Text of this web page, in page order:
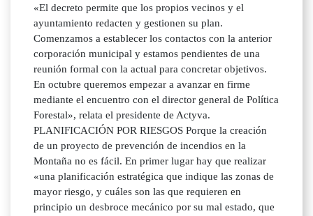
«El decreto permite que los propios vecinos y el
ayuntamiento redacten y gestionen su plan.
Comenzamos a establecer los contactos con la anterior
corporación municipal y estamos pendientes de una
reunión formal con la actual para concretar objetivos.
En octubre queremos empezar a avanzar en firme
mediante el encuentro con el director general de Política
Forestal», relata el presidente de Actyva.
PLANIFICACIÓN POR RIESGOS Porque la creación
de un proyecto de prevención de incendios en la
Montaña no es fácil. En primer lugar hay que realizar
«una planificación estratégica que indique las zonas de
mayor riesgo, y cuáles son las que requieren en
principio un desbroce mecánico por su mal estado, que